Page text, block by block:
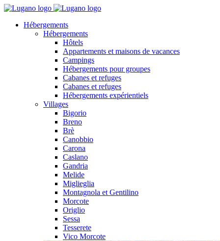
Hébergements
Hébergements
Hôtels
Appartements et maisons de vacances
Campings
Hébergements pour groupes
Cabanes et refuges
Cabanes et refuges
Hébergements expérientiels
Villages
Bigorio
Breno
Brè
Canobbio
Carona
Caslano
Gandria
Melide
Miglieglia
Montagnola et Gentilino
Morcote
Origlio
Sessa
Tesserete
Vico Morcote